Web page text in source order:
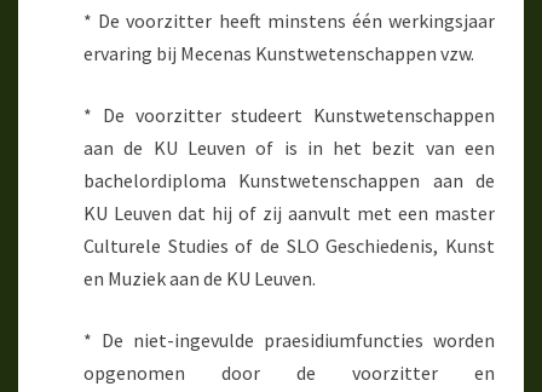
* De voorzitter heeft minstens één werkingsjaar
ervaring bij Mecenas Kunstwetenschappen vzw.
* De voorzitter studeert Kunstwetenschappen
aan de KU Leuven of is in het bezit van een
bachelordiploma Kunstwetenschappen aan de
KU Leuven dat hij of zij aanvult met een master
Culturele Studies of de SLO Geschiedenis, Kunst
en Muziek aan de KU Leuven.
* De niet-ingevulde praesidiumfuncties worden
opgenomen door de voorzitter en